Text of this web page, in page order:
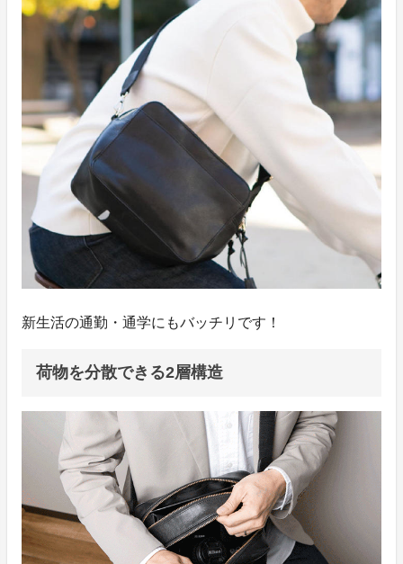
新生活の通勤・通学にもバッチリです！
荷物を分散できる2層構造